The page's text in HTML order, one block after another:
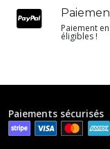
Paiement
éligibles !
Paiements sécurisés